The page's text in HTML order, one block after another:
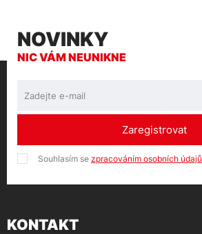
NOVINKY
NIC VÁM NEUNIKNE
Zaregistrovat
Souhlasím se zpracováním osobních údajů
KONTAKT